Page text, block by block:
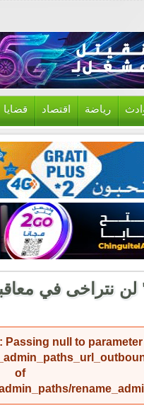
رياضة اقتصاد قضايا
لن نتراخى في
Passing null to
of